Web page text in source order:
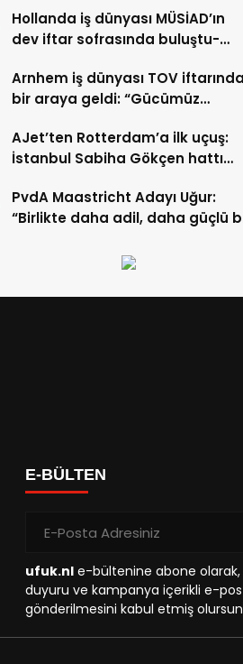
Hollanda iş dünyası MÜSİAD’ın
dev iftar sofrasında buluştu-
Arnhem iş dünyası TOV iftarında
bir araya geldi: “Gücümüz
AJet’ten Rotterdam’a ilk uçuş:
İstanbul Sabiha Gökçen hattı
PvdA Maastricht Adayı Uğur:
“Birlikte daha adil, daha güçlü
E-BÜLTEN
ufuk.nl e-bültenine abone olarak,
duyuru ve kampanya içerikli e-
gönderilmesini kabul etmiş